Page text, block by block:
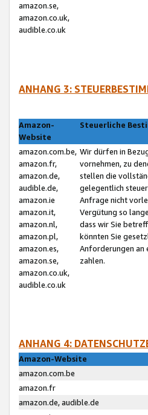
amazon.se,
amazon.co.uk,
audible.co.uk
ANHANG 3:
Amazon-
Website
Steuerliche
amazon.com.be,
amazon.fr,
amazon.de,
audible.de,
amazon.ie
amazon.it,
amazon.nl,
amazon.pl,
amazon.es,
amazon.se,
amazon.co.uk,
audible.co.uk
Wir dürfen in
vornehmen, zu
stellen die
gelegentlich
Anfrage nicht
Vergütung so
dass wir Sie
könnten Sie
Anforderungen an
zahlen.
ANHANG 4:
Amazon-Website
amazon.com.be
amazon.fr
amazon.de, audible.de